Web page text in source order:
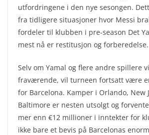
utfordringene i den nye sesongen.
fra tidligere situasjoner hvor Messi
fordeler til klubben i pre-season Det
mest nå er restitusjon og forberedelse.
Selv om Yamal og flere andre spillere
fraværende, vil turneen fortsatt være
for Barcelona. Kamper i Orlando, New
Baltimore er nesten utsolgt og
mer enn €12 millioner i inntekter for
ikke bare et bevis på Barcelonas